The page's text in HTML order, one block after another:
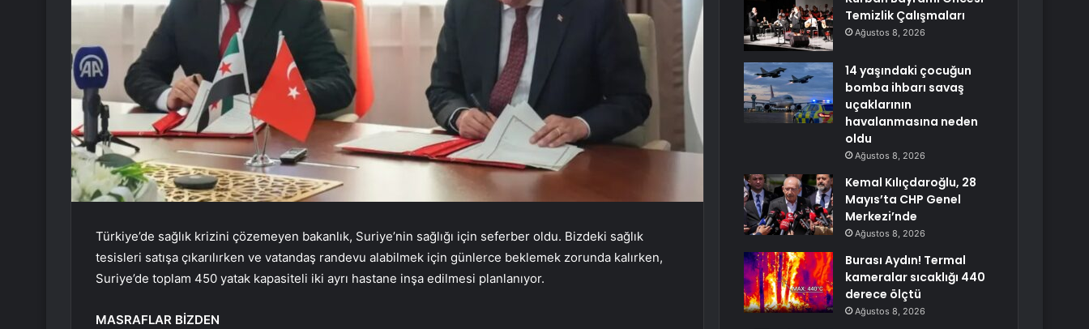
Türkiye’de sağlık krizini çözemeyen bakanlık, Suriye’nin sağlığı için seferber oldu. Bizdeki sağlık
tesisleri satışa çıkarılırken ve vatandaş randevu alabilmek için günlerce beklemek zorunda kalırken,
Suriye’de toplam 450 yatak kapasiteli iki ayrı hastane inşa edilmesi planlanıyor.
MASRAFLAR BİZDEN
Temizlik Çalışmaları
Ağustos 8, 2026
14 yaşındaki çocuğun
bomba ihbarı savaş
uçaklarının
havalanmasına neden
oldu
Ağustos 8, 2026
Kemal Kılıçdaroğlu, 28
Mayıs’ta CHP Genel
Merkezi’nde
Ağustos 8, 2026
Burası Aydın! Termal
kameralar sıcaklığı 440
derece ölçtü
Ağustos 8, 2026